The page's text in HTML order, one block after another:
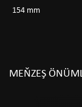
154 mm
MEŇZEŞ